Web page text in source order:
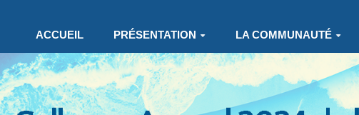
ACCUEIL
PRÉSENTATION LA COMMUNAUTÉ